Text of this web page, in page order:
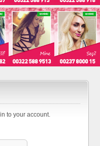
to your account.